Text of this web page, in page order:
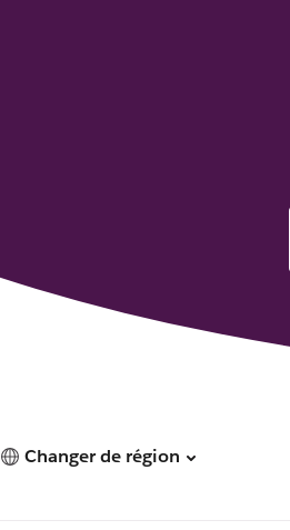
Changer de région